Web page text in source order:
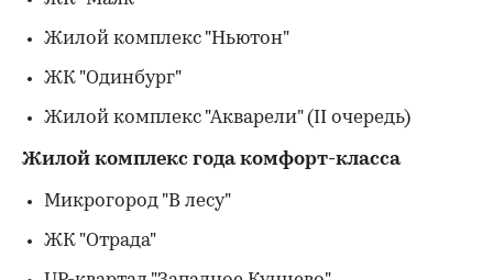
Жилой комплекс "Ньютон"
ЖК "Одинбург"
Жилой комплекс "Акварели" (II очередь)
Жилой комплекс года комфорт-класса
Микрогород "В лесу"
ЖК "Отрада"